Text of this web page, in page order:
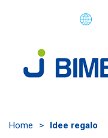
Home > Idee regalo